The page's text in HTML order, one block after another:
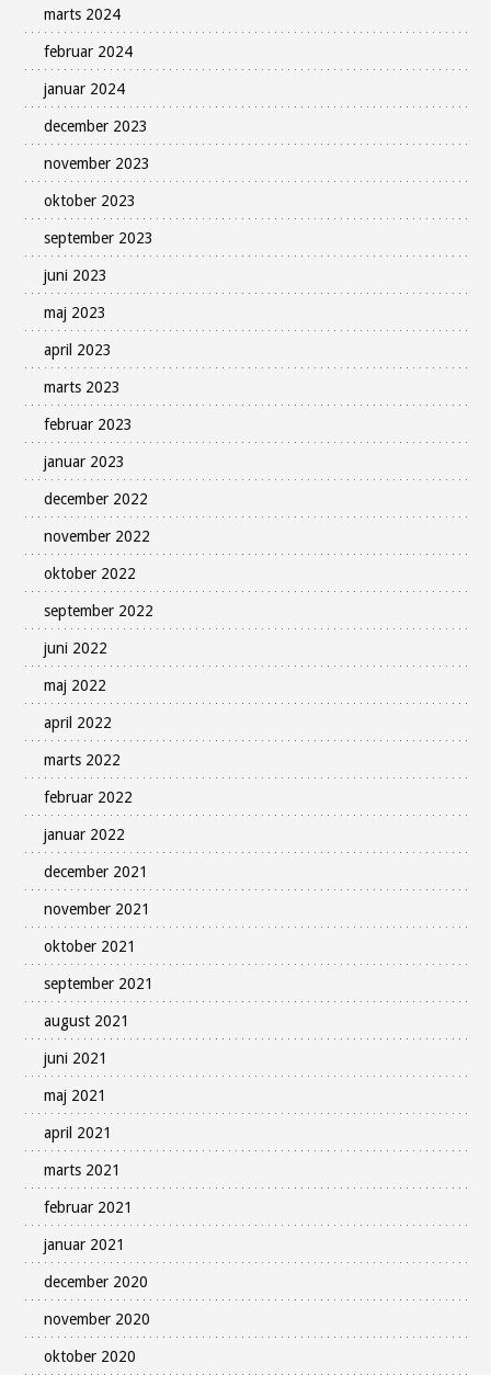
marts 2024
februar 2024
januar 2024
december 2023
november 2023
oktober 2023
september 2023
juni 2023
maj 2023
april 2023
marts 2023
februar 2023
januar 2023
december 2022
november 2022
oktober 2022
september 2022
juni 2022
maj 2022
april 2022
marts 2022
februar 2022
januar 2022
december 2021
november 2021
oktober 2021
september 2021
august 2021
juni 2021
maj 2021
april 2021
marts 2021
februar 2021
januar 2021
december 2020
november 2020
oktober 2020